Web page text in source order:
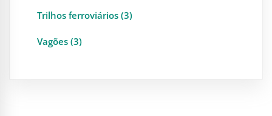
Trilhos ferroviários (3)
Vagões (3)